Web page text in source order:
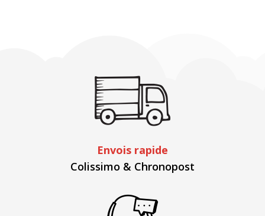
Envois rapide
Colissimo & Chronopost